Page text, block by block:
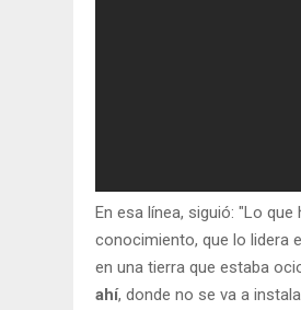
En esa línea, siguió: "Lo
conocimiento, que lo lidera
en una tierra que estaba
ahí, donde no se va a